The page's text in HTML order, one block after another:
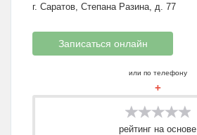
г. Саратов, Степана Разина, д. 77
Записаться онлайн
или по телефону
+
рейтинг на основе